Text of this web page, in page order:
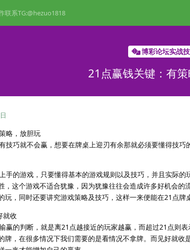
联系TG:@hezuo1818
博彩论坛实战
21点赢钱关键：有
略，放胆玩
技巧就不会赢，想要在牌桌上迎刃有余那就必须要懂得技巧
手的游戏，只要懂得基本的游戏规则以及技巧，并且实际
，这个游戏不适合犹豫，因为犹豫往往会造成许多好机会的
玩，同时还要讲究游戏策略及技巧，这样一来便能在21点牌
就收
赢的判断，就是离21点越接近的玩家越赢，而超过21点则
牌，在很多情况下我们需要的是看情况不拿牌。而见好就收